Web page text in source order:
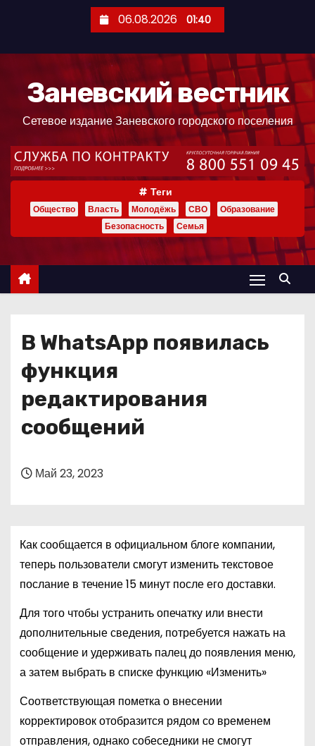
ж
06.08.2026 01:40
Заневский вестник
Сетевое издание Заневского городского поселения
Теги
Общество Власть Молодёжь СВО
Образование
Безопасность
Семья
В WhatsApp появилась
функция
редактирования
сообщений
Май 23, 2023
Как сообщается в официальном блоге компании,
теперь пользователи смогут изменить текстовое
послание в течение 15 минут после его доставки.
Для того чтобы устранить опечатку или внести
дополнительные сведения, потребуется нажать на
сообщение и удерживать палец до появления меню,
а затем выбрать в списке функцию «Изменить»
Соответствующая пометка о внесении
корректировок отобразится рядом со временем
отправления, однако собеседники не смогут